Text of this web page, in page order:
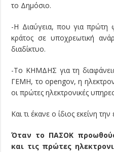
το Δημόσιο.
-Η Διαύγεια, που για πρώτη
κράτος σε υποχρεωτική
διαδίκτυο.
-Το ΚΗΜΔΗΣ για τη
ΓΕΜΗ, το opengov, η
οι πρώτες ηλεκτρονικές
Και τι έκανε ο ίδιος εκείνη
Όταν το ΠΑΣΟΚ
και τις πρώτες